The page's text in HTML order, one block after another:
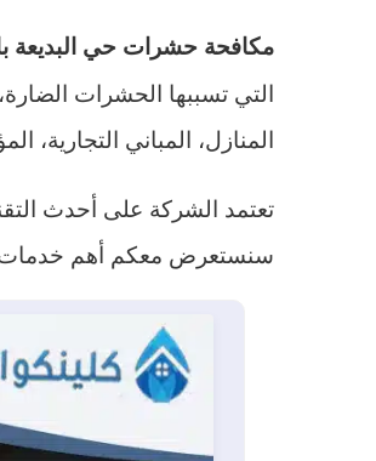
مكافحة حشرات حي البديعة
التي تسببها الحشرات
المنازل، المباني التجارية،
تعتمد الشركة على أحدث
سنستعرض معكم أهم خدمات